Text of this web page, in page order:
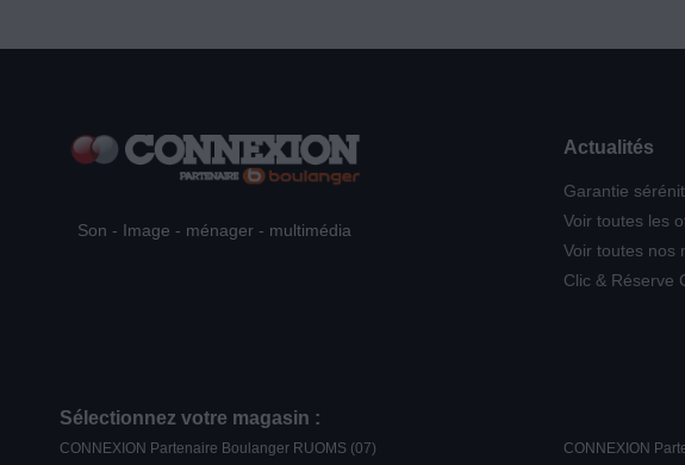
Son - Image - ménager - multimédia
Actualités
Garantie
Voir toutes les
Voir toutes nos
Clic & Réserve
Sélectionnez votre magasin :
CONNEXION Partenaire Boulanger RUOMS (07) CONNEXION